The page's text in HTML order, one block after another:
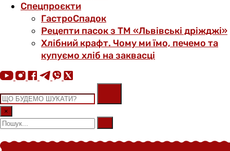
Спецпроєкти
ГастроСпадок
Рецепти пасок з ТМ «Львівські дріжджі»
Хлібний крафт. Чому ми їмо, печемо та
купуємо хліб на заквасці
×